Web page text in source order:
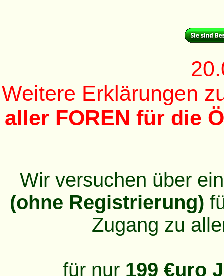
Weitere Erklärungen
aller FOREN für die
Wir versuchen über
(ohne Registrierung)
Zugang zu
für nur 199 €uro